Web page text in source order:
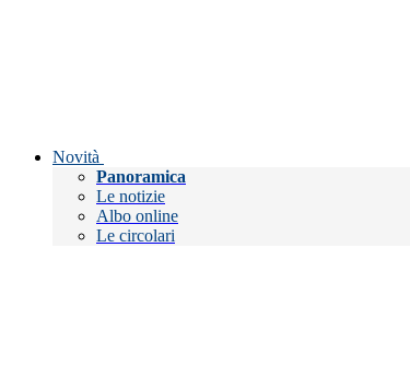
Novità
Panoramica
Le notizie
Albo online
Le circolari